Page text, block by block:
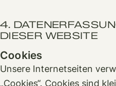
4.
DIESER WEBSITE
Cookies
Unsere Internetseiten
„Cookies“. Cookies sind